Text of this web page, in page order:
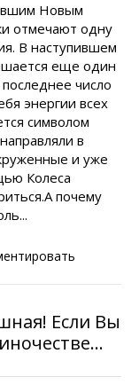
Новым
отмечают одну
В наступившем
еще один
число
энергии всех
символом
в
и уже
Колеса
почему
Если Вы